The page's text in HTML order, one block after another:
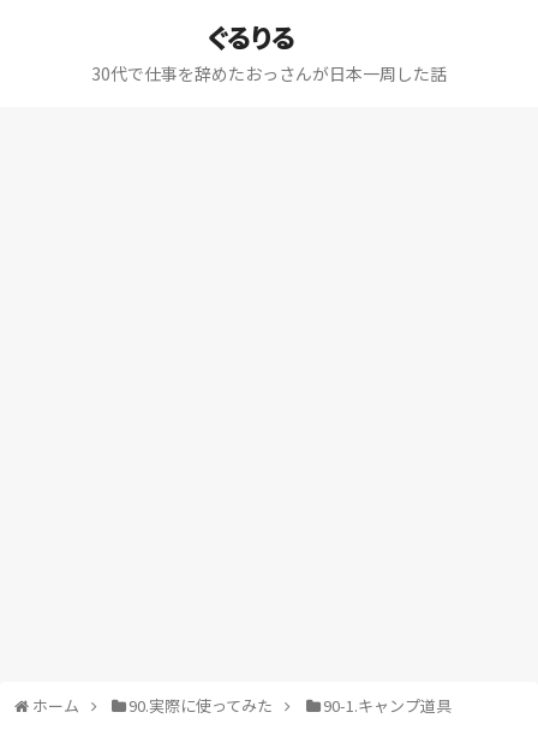
ぐるりる
30代で仕事を辞めたおっさんが日本一周した話
ホーム 90.実際に使ってみた 90-1.キャンプ道具